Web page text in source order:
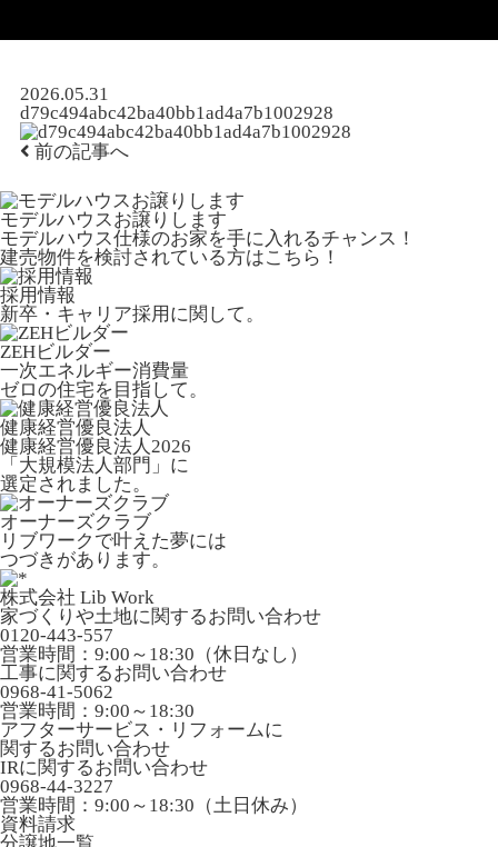
2026.05.31
d79c494abc42ba40bb1ad4a7b1002928
前の記事へ
モデルハウスお譲りします
モデルハウス仕様のお家を手に入れるチャンス！
建売物件を検討されている方はこちら！
採用情報
新卒・キャリア採用に関して。
ZEHビルダー
一次エネルギー消費量
ゼロの住宅を目指して。
健康経営優良法人
健康経営優良法人2026
「大規模法人部門」に
選定されました。
オーナーズクラブ
リブワークで叶えた夢には
つづきがあります。
株式会社 Lib Work
家づくりや土地に関するお問い合わせ
0120-443-557
営業時間：9:00～18:30（休日なし）
工事に関するお問い合わせ
0968-41-5062
営業時間：9:00～18:30
アフターサービス・リフォームに
関するお問い合わせ
IRに関するお問い合わせ
0968-44-3227
営業時間：9:00～18:30（土日休み）
資料請求